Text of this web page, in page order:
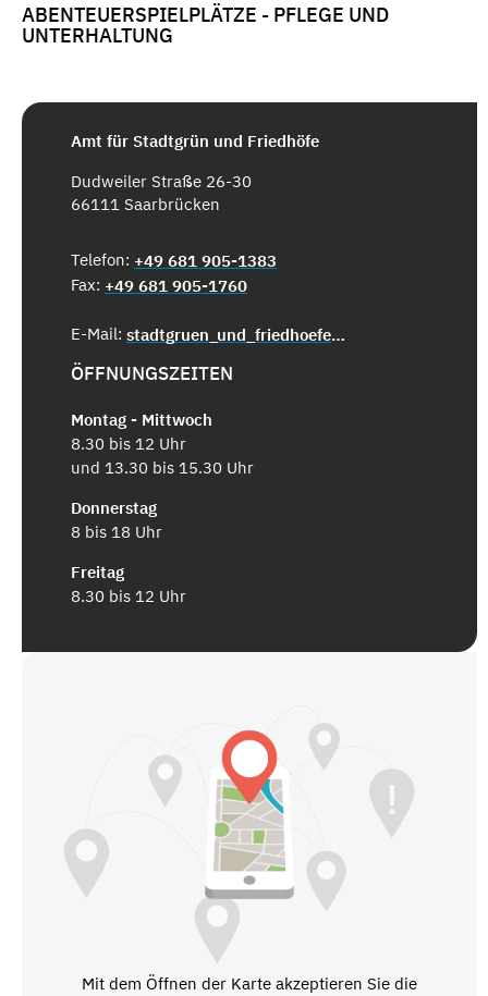
ABENTEUERSPIELPLÄTZE - PFLEGE UND
UNTERHALTUNG
Amt für Stadtgrün und Friedhöfe
Dudweiler Straße 26-30
66111 Saarbrücken
Telefon: +49 681 905-1383
Fax: +49 681 905-1760
E-Mail: stadtgruen_und_friedhoefe@saarbruecken.de
ÖFFNUNGSZEITEN
Montag - Mittwoch
8.30 bis 12 Uhr
und 13.30 bis 15.30 Uhr
Donnerstag
8 bis 18 Uhr
Freitag
8.30 bis 12 Uhr
Mit dem Öffnen der Karte akzeptieren Sie die